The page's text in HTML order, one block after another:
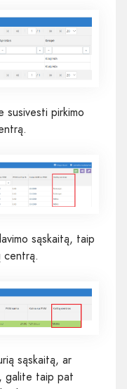
susivesti pirkimo
sąskaitą, taip
centrą.
sąskaitą, ar
galite taip pat